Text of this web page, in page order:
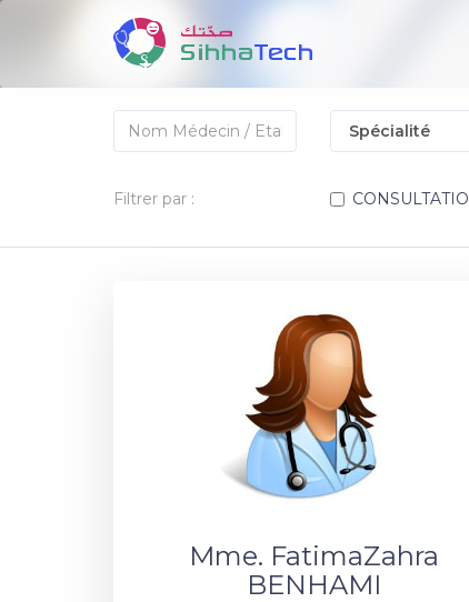
Filtrer par :
Mme. FatimaZahra
BENHAMI